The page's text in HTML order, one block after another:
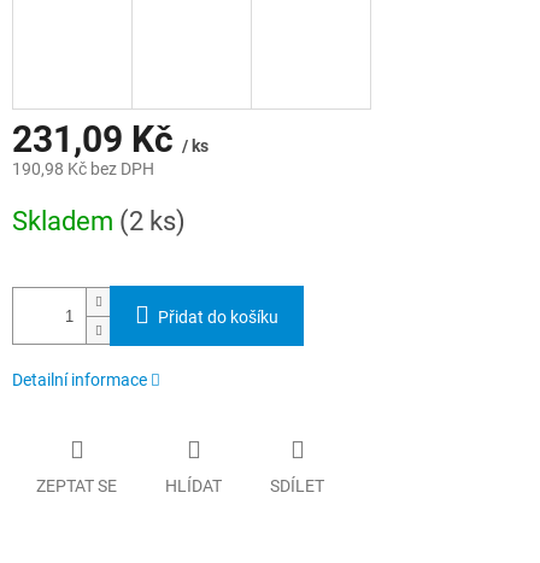
231,09 Kč / ks
190,98 Kč bez DPH
cena:
Skladem (2 ks)
Přidat do košíku
Detailní informace
ZEPTAT SE HLÍDAT SDÍLET